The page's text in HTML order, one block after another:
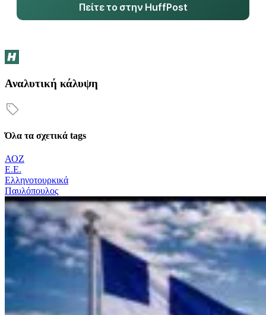
Πείτε το στην HuffPost
Αναλυτική κάλυψη
Όλα τα σχετικά tags
ΑΟΖ
Ε.Ε.
Ελληνοτουρκικά
Παυλόπουλος